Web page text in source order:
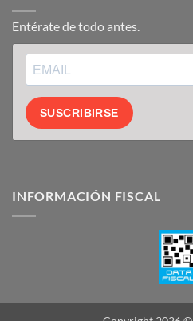
Entérate de todo antes.
SUSCRIBIRSE
INFORMACIÓN FISCAL